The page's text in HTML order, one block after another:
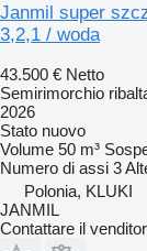
Janmil super
3,2,1 / woda
43.500 € Netto
Semirimorchio
2026
Stato nuovo
Volume 50 m³
Numero di assi 3
Polonia, KLUKI
JANMIL
Contattare il